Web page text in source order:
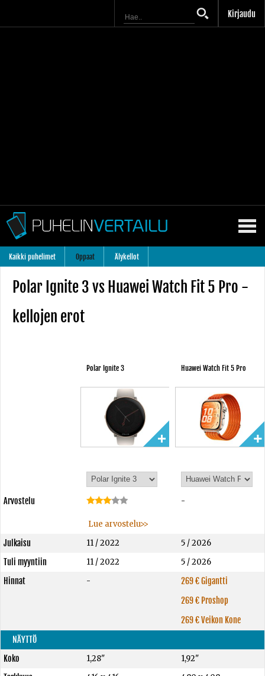
Kirjaudu
Kaikki puhelimet Oppaat Älykellot
Polar Ignite 3 vs Huawei Watch Fit 5 Pro -
kellojen erot
Polar Ignite 3 Huawei Watch Fit 5 Pro
Arvostelu
Lue arvostelu>>
-
Julkaisu 11 / 2022
5 / 2026
Tuli myyntiin
11 / 2022
5 / 2026
Hinnat
-
269 € Gigantti
269 € Proshop
269 € Veikon Kone
NÄYTTÖ
Koko
1,28"
1,92"